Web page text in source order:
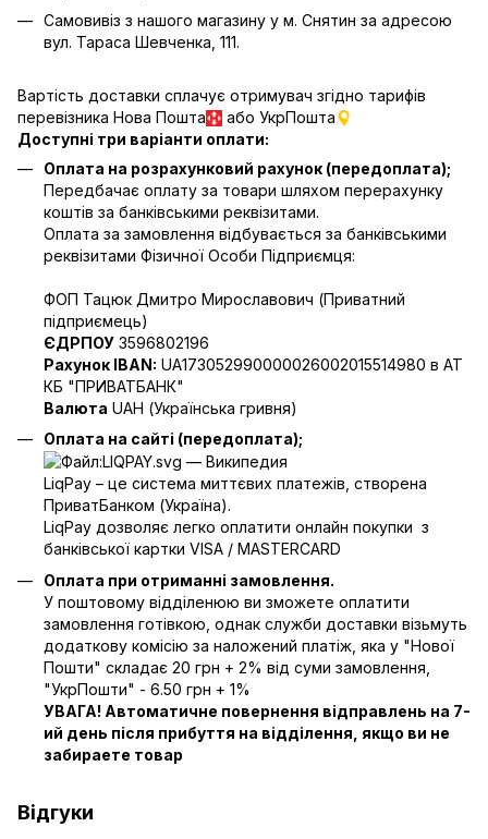
Самовивіз з нашого магазину у м. Снятин за адресою
вул. Тараса Шевченка, 111.
Вартість доставки сплачує отримувач згідно тарифів
перевізника Нова Пошта
або УкрПошта
Доступні три варіанти оплати:
Оплата на розрахунковий рахунок (передоплата);
Передбачає оплату за товари шляхом перерахунку
коштів за банківськими реквізитами.
Оплата за замовлення відбувається за банківськими
реквізитами Фізичної Особи Підприємця:
ФОП Тацюк Дмитро Мирославович (Приватний
пiдприємець)
ЄДРПОУ 3596802196
Рахунок IBAN: UA173052990000026002015514980 в АТ
КБ "ПРИВАТБАНК"
Валюта UAH (Українська гривня)
Оплата на сайті (передоплата);
LiqPay – це система миттєвих платежів, створена
ПриватБанком (Україна).
LiqPay дозволяє легко оплатити онлайн покупки з
банківської картки VISA / MASTERCARD
Оплата при отриманні замовлення.
У поштовому відділенюю ви зможете оплатити
замовлення готівкою, однак служби доставки візьмуть
додаткову комісію за наложений платіж, яка у "Нової
Пошти" складає 20 грн + 2% від суми замовлення,
"УкрПошти" - 6.50 грн + 1%
УВАГА! Автоматичне повернення відправлень на 7-
ий день після прибуття на відділення, якщо ви не
забираете товар
Відгуки